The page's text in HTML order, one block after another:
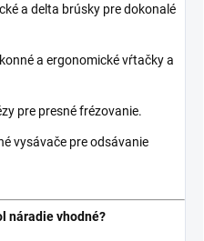
a delta brúsky pre dokonalé
a ergonomické vŕtačky a
pre presné frézovanie.
vysávače pre odsávanie
náradie vhodné?